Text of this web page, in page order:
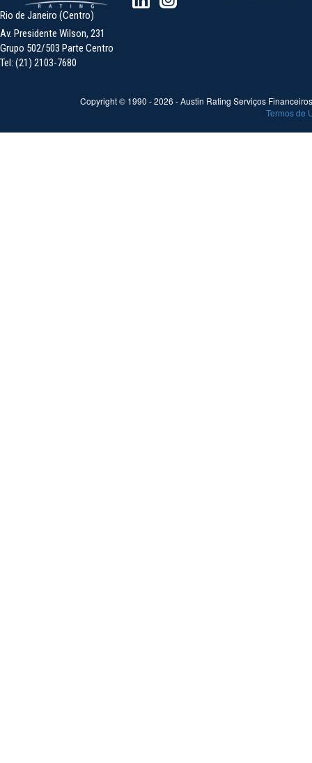
Rio de Janeiro (Centro)
Av. Presidente Wilson, 231
Grupo 502/503 Parte Centro
Tel: (21) 2103-7680
Copyright © 1990 -2026 - Austin Rating Serviços
Termos de